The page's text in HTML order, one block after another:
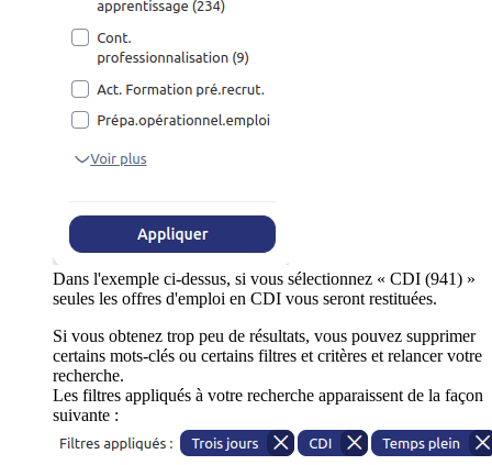
Dans l'exemple ci-dessus, si vous sélectionnez « CDI (941) »
seules les offres d'emploi en CDI vous seront restituées.
Si vous obtenez trop peu de résultats, vous pouvez supprimer
certains mots-clés ou certains filtres et critères et relancer votre
recherche.
Les filtres appliqués à votre recherche apparaissent de la façon
suivante :